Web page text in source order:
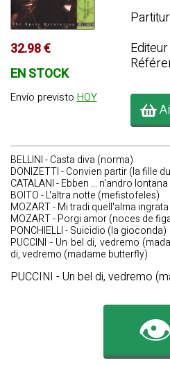
32.98 €
EN STOCK
Envío previsto HOY
BELLINI - Casta diva (norma)
DONIZETTI - Convien partir (la fille
CATALANI - Ebben ... n'andro
BOITO - L'altra notte (mefistofeles)
MOZART - Mi tradi quell'alma
MOZART - Porgi amor (noces de
PONCHIELLI - Suicidio (la gioconda)
PUCCINI - Un bel di, vedremo
di, vedremo (madame butterfly)
PUCCINI - Un bel di, vedremo